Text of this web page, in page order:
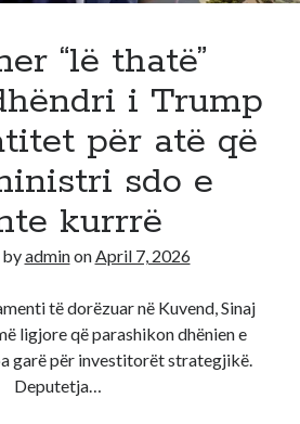
pamjet
“lë thatë”
i Trump
për atë që
sdo e
kurrrë
byadminonApril 7, 2026
të dorëzuar në Kuvend, Sinaj
ligjore që parashikon dhënien e
garë për investitorët strategjikë.
Deputetja…